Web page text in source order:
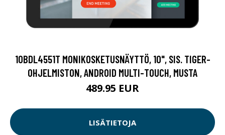
10BDL4551T MONIKOSKETUSNÄYTTÖ, 10", SIS. TIGER-
OHJELMISTON, ANDROID MULTI-TOUCH, MUSTA
489.95 EUR
LISÄTIETOJA